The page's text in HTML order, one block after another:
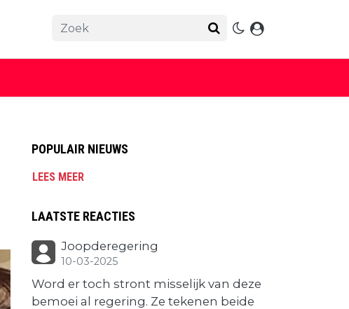
POPULAIR NIEUWS
LEES MEER
LAATSTE REACTIES
Joopderegering
10-03-2025
Word er toch stront misselijk van deze
bemoei al regering. Ze tekenen beide